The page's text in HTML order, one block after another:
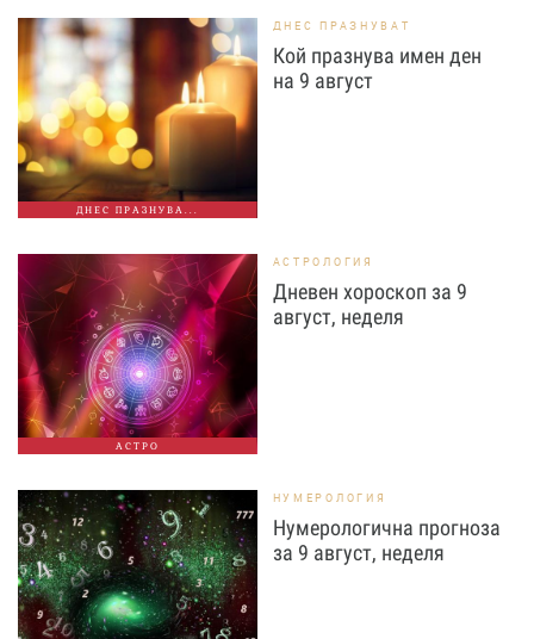
ДНЕС ПРАЗНУВА...
ДНЕС ПРАЗНУВАТ
Кой празнува имен ден
на 9 август
АСТРО
АСТРОЛОГИЯ
Дневен хороскоп за 9
август, неделя
НУМЕРОЛОГИЯ
Нумерологична прогноза
за 9 август, неделя